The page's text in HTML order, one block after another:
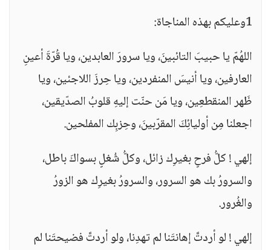
1وعليكم بهذه المناجاة:
اللهُمّ يا حبيبَ التائبينَ، ويا سرورَ العابدين، ويا قُرّةَ أعينِ
العارفين، ويا أنيسَ المنفردين، ويا حِرزَ اللاجئين، ويا
ظَهر المنقطعِين، ويا مَن حنّت إليهِ قلوبُ الصدّيقين،
اجعلنا مِن أوليائِكَ المقرّبينَ، وحِزبِك المفلحين.
إلهي ! كلُّ فرحٍ بغيرِك زائل، وكلُّ شُغلٍ بسواكَ باطل،
والسرورُ بك هو السرور، والسرورُ بغيرِك هو الزورُ
والغُرور.
إلهي ! لو أردتَّ إهانتَنا لم تهدِنا، ولو أردتَّ فضيحتَنا لم